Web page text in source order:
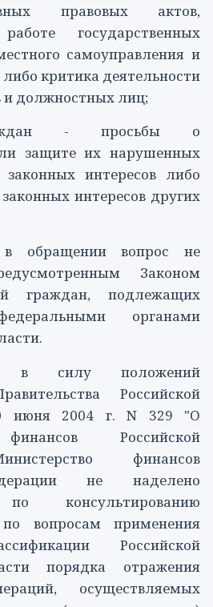
правовых актов,
государственных
самоуправления и
критика деятельности
и должностных лиц;
- просьбы о
защите их нарушенных
интересов либо
интересов других
в обращении вопрос не
Законом
граждан, подлежащих
органами
в силу положений
Российской
июня 2004 г. N 329 "О
Российской
финансов
не наделено
консультированию
вопросам применения
Российской
порядка отражения
осуществляемых